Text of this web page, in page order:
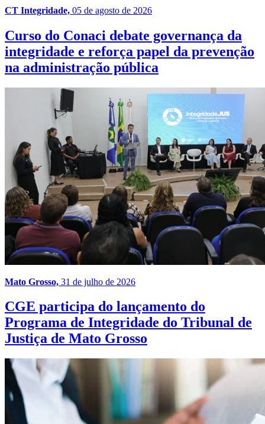
CT Integridade, 05 de agosto de 2026
Curso do Conaci debate governança da
integridade e reforça papel da prevenção
na administração pública
Mato Grosso, 31 de julho de 2026
CGE participa do lançamento do
Programa de Integridade do Tribunal de
Justiça de Mato Grosso